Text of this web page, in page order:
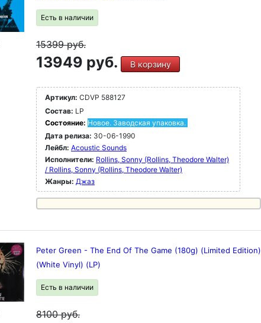
Есть в наличии
15399руб.
13949 руб. В корзину
Артикул: CDVP 588127
Состав: LP
Состояние: Новое. Заводская упаковка.
Дата релиза: 30-06-1990
Лейбл: Acoustic Sounds
Исполнители: Rollins, Sonny (Rollins, Theodore Walter)
/ Rollins, Sonny (Rollins, Theodore Walter)
Жанры: Джаз
Peter Green - The End Of The Game (180g) (Limited Edition)
(White Vinyl) (LP)
Есть в наличии
8100руб.